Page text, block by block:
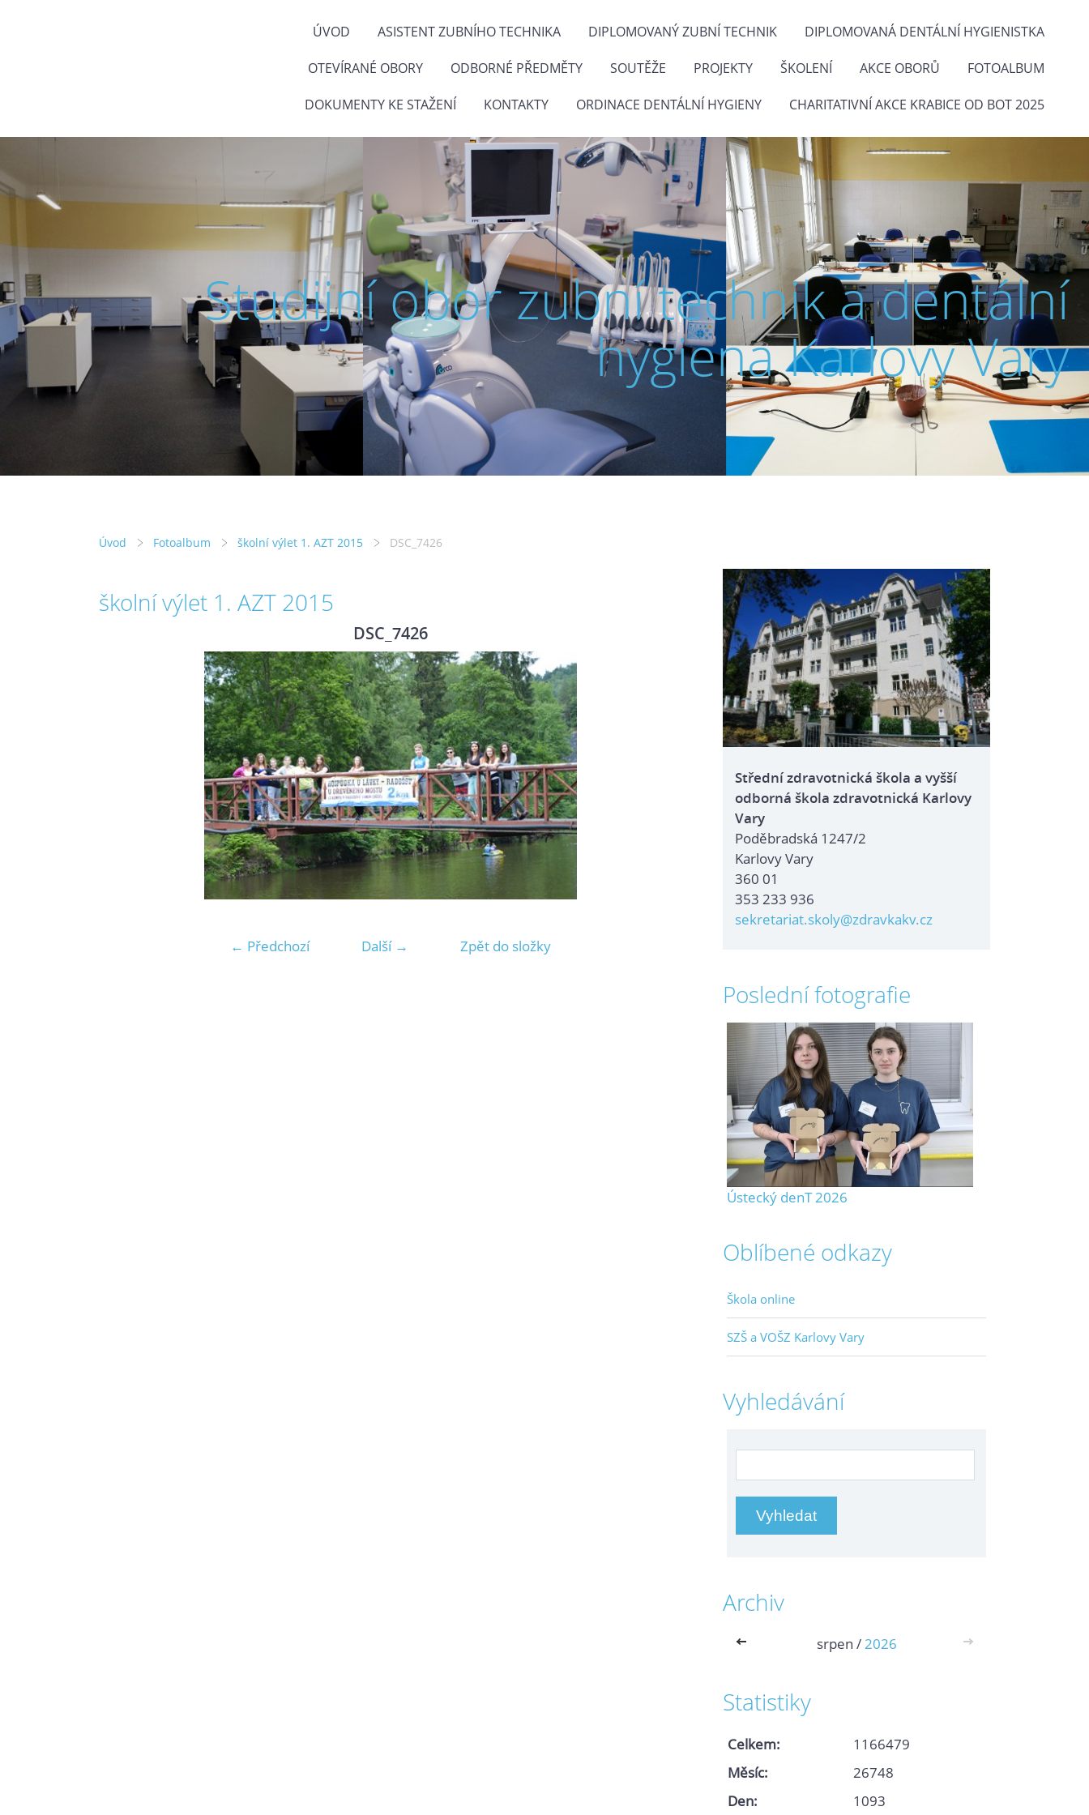
ÚVOD ASISTENT ZUBNÍHO TECHNIKA DIPLOMOVANÝ ZUBNÍ TECHNIK DIPLOMOVANÁ DENTÁLNÍ HYGIENISTKA
OTEVÍRANÉ OBORY ODBORNÉ PŘEDMĚTY SOUTĚŽE PROJEKTY ŠKOLENÍ AKCE OBORŮ FOTOALBUM
DOKUMENTY KE STAŽENÍ KONTAKTY ORDINACE DENTÁLNÍ HYGIENY CHARITATIVNÍ AKCE KRABICE OD BOT 2025
Studijní obor zubní technik a dentální
hygiena Karlovy Vary
Úvod Fotoalbum školní výlet 1. AZT 2015 DSC_7426
školní výlet 1. AZT 2015
DSC_7426
← Předchozí Další → Zpět do složky
Střední zdravotnická škola a vyšší
odborná škola zdravotnická Karlovy
Vary
Poděbradská 1247/2
Karlovy Vary
360 01
353 233 936
sekretariat.skoly@zdravkakv.cz
Poslední fotografie
Ústecký denT 2026
Oblíbené odkazy
Škola online
SZŠ a VOŠZ Karlovy Vary
Vyhledávání
Archiv
<< srpen /2026 >>
Statistiky
Celkem:
1166479
Měsíc:
26748
Den:
1093